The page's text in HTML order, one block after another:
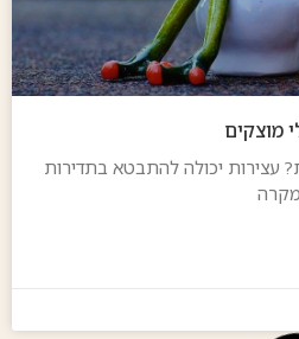
מוצקים
עצירות יכולה להתבטא בתדירות